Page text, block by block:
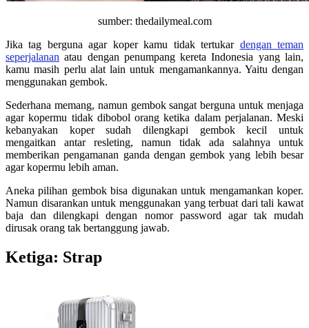
sumber: thedailymeal.com
Jika tag berguna agar koper kamu tidak tertukar dengan teman
seperjalanan atau dengan penumpang kereta Indonesia yang lain,
kamu masih perlu alat lain untuk mengamankannya. Yaitu dengan
menggunakan gembok.
Sederhana memang, namun gembok sangat berguna untuk menjaga
agar kopermu tidak dibobol orang ketika dalam perjalanan. Meski
kebanyakan koper sudah dilengkapi gembok kecil untuk
mengaitkan antar resleting, namun tidak ada salahnya untuk
memberikan pengamanan ganda dengan gembok yang lebih besar
agar kopermu lebih aman.
Aneka pilihan gembok bisa digunakan untuk mengamankan koper.
Namun disarankan untuk menggunakan yang terbuat dari tali kawat
baja dan dilengkapi dengan nomor password agar tak mudah
dirusak orang tak bertanggung jawab.
Ketiga: Strap